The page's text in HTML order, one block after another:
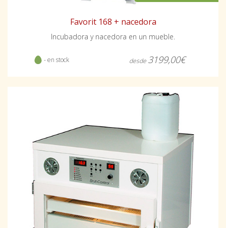
Favorit 168 + nacedora
Incubadora y nacedora en un mueble.
- en stock desde 3199,00€